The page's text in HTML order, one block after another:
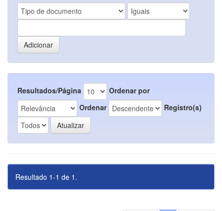
Resultados/Página
Ordenar por
Ordenar
Registro(s)
Resultado 1-1 de 1.